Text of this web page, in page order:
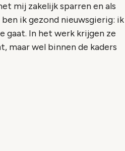
mij zakelijk sparren en als
ik gezond nieuwsgierig: ik
gaat. In het werk krijgen ze
maar wel binnen de kaders